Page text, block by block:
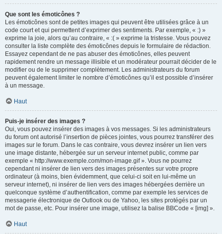
Que sont les émoticônes ?
Les émoticônes sont de petites images qui peuvent être utilisées grâce à un
code court et qui permettent d’exprimer des sentiments. Par exemple, « :) »
exprime la joie, alors qu’au contraire, « :( » exprime la tristesse. Vous pouvez
consulter la liste complète des émoticônes depuis le formulaire de rédaction.
Essayez cependant de ne pas abuser des émoticônes, elles peuvent
rapidement rendre un message illisible et un modérateur pourrait décider de le
modifier ou de le supprimer complètement. Les administrateurs du forum
peuvent également limiter le nombre d’émoticônes qu’il est possible d’insérer
à un message.
Haut
Puis-je insérer des images ?
Oui, vous pouvez insérer des images à vos messages. Si les administrateurs
du forum ont autorisé l’insertion de pièces jointes, vous pourrez transférer des
images sur le forum. Dans le cas contraire, vous devrez insérer un lien vers
une image distante, hébergée sur un serveur internet public, comme par
exemple « http://www.exemple.com/mon-image.gif ». Vous ne pourrez
cependant ni insérer de lien vers des images présentes sur votre propre
ordinateur (à moins, bien évidemment, que celui-ci soit en lui-même un
serveur internet), ni insérer de lien vers des images hébergées derrière un
quelconque système d’authentification, comme par exemple les services de
messagerie électronique de Outlook ou de Yahoo, les sites protégés par un
mot de passe, etc. Pour insérer une image, utilisez la balise BBCode « [img] ».
Haut